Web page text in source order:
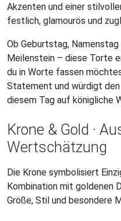
Akzenten und einer
festlich, glamourös und
Ob Geburtstag,
Meilenstein – diese Torte
du in Worte fassen
Statement und würdigt
diesem Tag auf königliche
Krone & Gold ·
Wertschätzung
Die Krone symbolisiert
Kombination mit goldenen
Größe, Stil und besondere